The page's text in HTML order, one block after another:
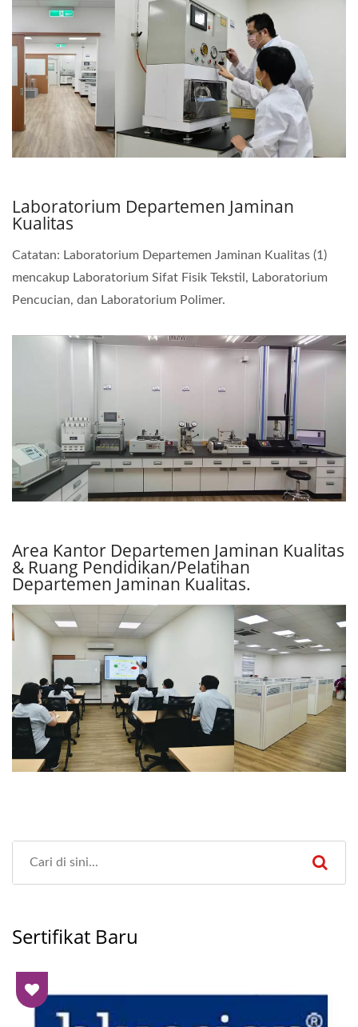
Laboratorium Departemen Jaminan
Kualitas
Catatan: Laboratorium Departemen Jaminan Kualitas (1)
mencakup Laboratorium Sifat Fisik Tekstil, Laboratorium
Pencucian, dan Laboratorium Polimer.
Area Kantor Departemen Jaminan Kualitas
& Ruang Pendidikan/Pelatihan
Departemen Jaminan Kualitas.
Sertifikat Baru